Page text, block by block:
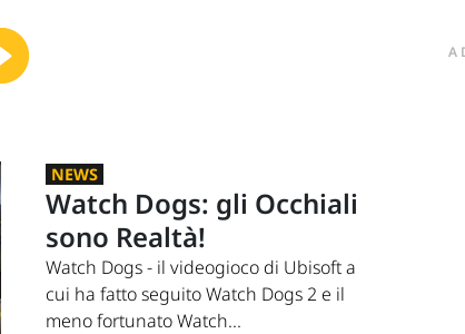
NEWS
Watch Dogs: gli Occhiali
sono Realtà!
Watch Dogs - il videogioco di Ubisoft a
cui ha fatto seguito Watch Dogs 2 e il
meno fortunato Watch...